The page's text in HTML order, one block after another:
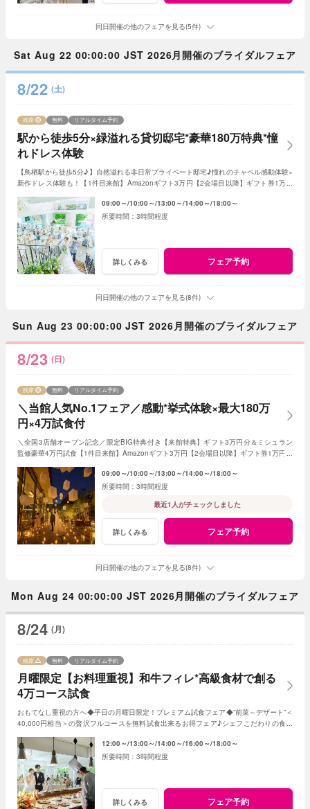
同日開催の他のフェアを見る(5件)
Sat Aug 22 00:00:00 JST 2026月開催のブライダルフェア
8/22 (土)
駅から徒歩5分×緑溢れる貸切邸宅*豪華180万特典*憧
れドレス体験
残席 無料 リアルタイム予約
【鳥栖駅から徒歩5分♪】自然溢れる非日常プライベート邸宅♪憧れのチャペル感動体験×
新作ドレス体験も！【1件目来館】Amazonギフト3万円【2会場目以降】ギフト券1万円
09:00～ 10:00～ 13:00～ 14:00～ 18:00～
3時間程度
詳しくみる フェア予約
同日開催の他のフェアを見る(8件)
Sun Aug 23 00:00:00 JST 2026月開催のブライダルフェア
8/23 (日)
＼当館人気No.1フェア／感動*挙式体験×最大180万
円×4万試食付
残席 無料 リアルタイム予約
＼全国3店舗オープン記念／限定BIG特典付き【来館特典】ギフト3万円分＆ミシュラン
監修豪華4万円試食【1件目来館】Amazonギフト3万円【2会場目以降】ギフト券1万円プ
09:00～ 10:00～ 13:00～ 14:00～ 18:00～
3時間程度
最近1人がチェックしました
詳しくみる フェア予約
同日開催の他のフェアを見る(8件)
Mon Aug 24 00:00:00 JST 2026月開催のブライダルフェア
8/24 (月)
月曜限定【お料理重視】和牛フィレ*高級食材で創る
4万コース試食
残席 無料 リアルタイム予約
おもてなし重視の方へ◆平日の月曜日限定！プレミアム試食フェア◆”前菜～デザート”＜
40,000円相当＞の贅沢フルコースを無料試食出来るお得フェア♪シェフこだわりの食材
12:00～ 13:00～ 14:00～ 16:00～ 18:00～
3時間程度
詳しくみる フェア予約